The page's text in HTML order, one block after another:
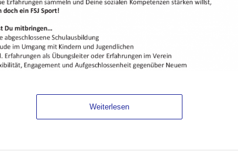
Weiterlesen